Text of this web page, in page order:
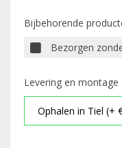
Bijbehorende
Bezorgen
Levering en montage